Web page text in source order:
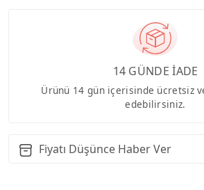
14 GÜNDE İADE
Ürünü 14 gün içerisinde ücretsiz
edebilirsiniz.
Fiyatı Düşünce Haber Ver